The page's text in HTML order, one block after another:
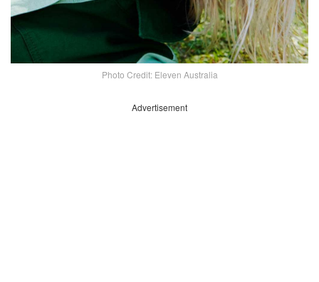
Photo Credit: Eleven Australia
Advertisement